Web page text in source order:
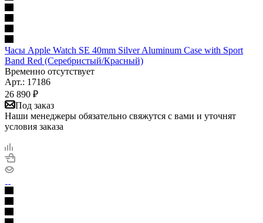
Часы Apple Watch SE 40mm Silver Aluminum Case with Sport
Band Red (Серебристый/Красный)
Временно отсутствует
Арт.: 17186
26 890 ₽
Под заказ
Наши менеджеры обязательно свяжутся с вами и уточнят
условия заказа